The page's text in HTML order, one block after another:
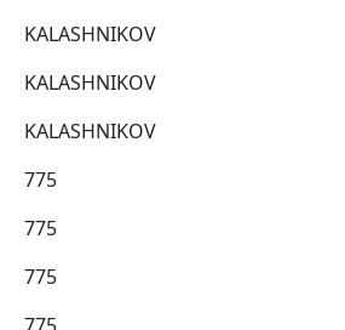
KALASHNIKOV
KALASHNIKOV
KALASHNIKOV
775
775
775